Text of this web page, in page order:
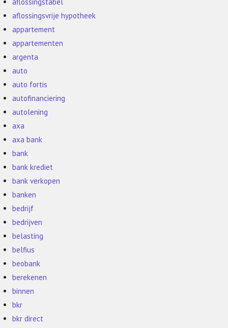
aflossingsvrije hypotheek
appartement
appartementen
argenta
auto
auto fortis
autofinanciering
autolening
axa
axa bank
bank
bank krediet
bank verkopen
banken
bedrijf
bedrijven
belasting
belfius
beobank
berekenen
binnen
bkr
bkr direct